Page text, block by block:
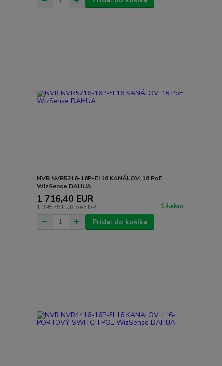
NVR NVR5216-16P-EI 16 KANÁLOV, 16 PoE
WizSense DAHUA
1 716,40 EUR
1 395,45 EUR bez DPH Skladom
Pridať do košíka